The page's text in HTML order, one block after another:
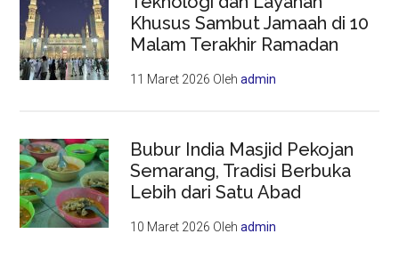
Khusus Sambut Jamaah di 10
Malam Terakhir Ramadan
11 Maret 2026 Olehadmin
Bubur India Masjid Pekojan
Semarang, Tradisi Berbuka
Lebih dari Satu Abad
10 Maret 2026 Olehadmin